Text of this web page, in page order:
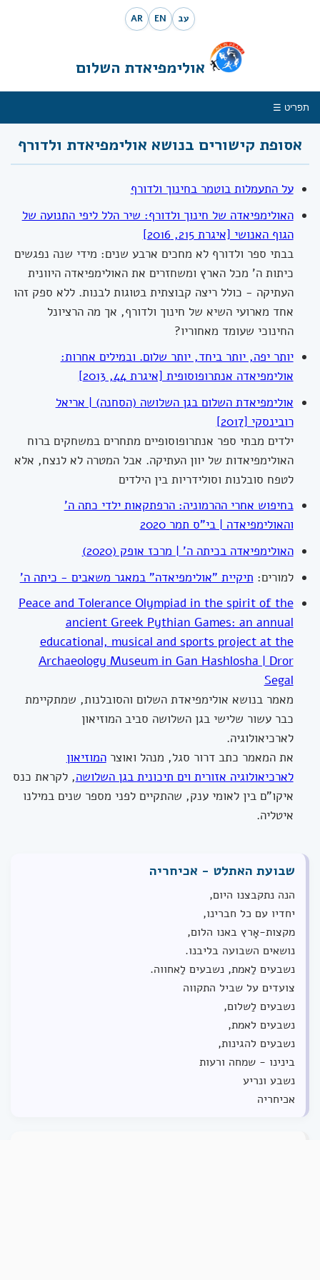
עב EN
AR
אולימפיאדת השלום
תפריט ☰
אסופת קישורים בנושא אולימפיאדת ולדורף
על התעמלות בוטמר בחינוך ולדורף
האולימפיאדה של חינוך ולדורף: שיר הלל ליפי התנועה של
הגוף האנושי [איגרת 215, 2016]
בבתי ספר ולדורף לא מחכים ארבע שנים: מידי שנה נפגשים
כיתות ה' מכל הארץ ומשחזרים את האולימפיאדה היוונית
העתיקה - כולל ריצה קבוצתית בטוגות לבנות. ללא ספק זהו
אחד מארועי השיא של חינוך ולדורף, אך מה הרציונל
החינוכי שעומד מאחוריו?
יותר יפה, יותר ביחד, יותר שלום. ובמילים אחרות:
אולימפיאדה אנתרופוסופית [איגרת 44, 2013]
אולימפיאדת השלום בגן השלושה (הסחנה) | אריאל
רובינסקי [2017]
ילדים מבתי ספר אנתרופוסופיים מתחרים במשחקים ברוח
האולימפיאדות של יוון העתיקה. אבל המטרה לא לנצח, אלא
לטפח סובלנות וסולידריות בין הילדים
בחיפוש אחרי ההרמוניה: הרפתקאות ילדי כתה ה'
והאולימפיאדה | בי"ס תמר 2020
האולימפיאדה בכיתה ה' | מרכז אופק (2020)
למורים: תיקיית "אולימפיאדה" במאגר משאבים - כיתה ה'
Peace and Tolerance Olympiad in the spirit of the
ancient Greek Pythian Games: an annual
educational, musical and sports project at the
Archaeology Museum in Gan Hashlosha | Dror
Segal
מאמר בנושא אולימפיאדת השלום והסובלנות, שמתקיימת
כבר עשור שלישי בגן השלושה סביב המוזיאון
לארכיאולוגיה.
את המאמר כתב דרור סגל, מנהל ואוצרהמוזיאון
לארכיאולוגיה אזורית וים תיכונית בגן השלושה, לקראת כנס
איקו"ם בין לאומי ענק, שהתקיים לפני מספר שנים במילנו
איטליה.
שבועת האתלט - אכיחריה
הנה נתקבצנו היום,
יחדיו עם כל חברינו,
מקצות-אָרץ באנו הלום,
נושאים השבועה בליבנו.
נשבעים לַאמת, נשבעים לַאחווה.
צועדים על שביל התקווה
נשבעים לַשלום,
נשבעים לאמת,
נשבעים להגינות,
בינינו - שמחה ורעות
נשבע ונריע
אכיחריה